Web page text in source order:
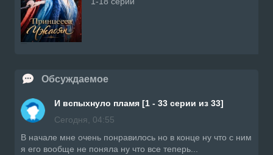
Обсуждаемое
И вспыхнуло пламя [1 - 33 серии из 33]
Сегодня, 04:55
В начале мне очень понравилось но в конце ну что с ним
я его вообще не поняла ну что все теперь...